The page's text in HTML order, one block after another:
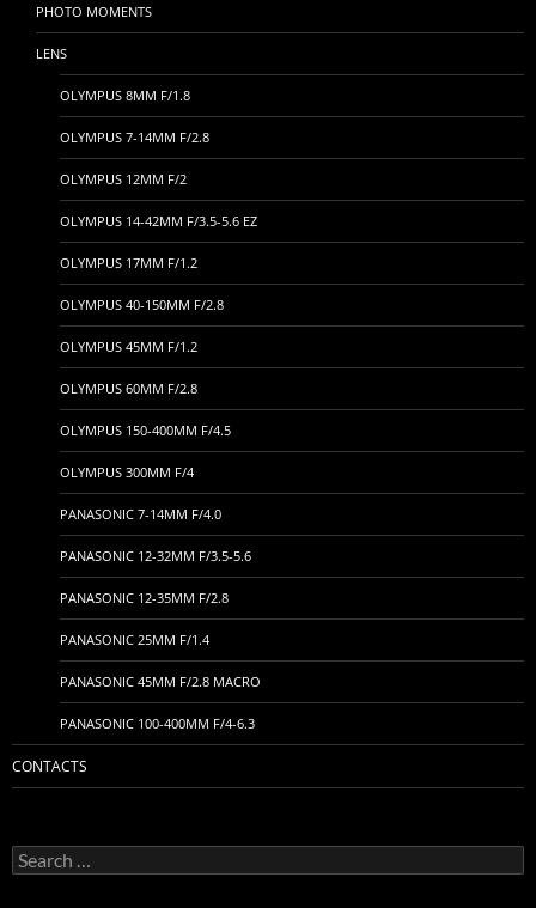
PHOTO MOMENTS
LENS
OLYMPUS 8MM F/1.8
OLYMPUS 7-14MM F/2.8
OLYMPUS 12MM F/2
OLYMPUS 14-42MM F/3.5-5.6 EZ
OLYMPUS 17MM F/1.2
OLYMPUS 40-150MM F/2.8
OLYMPUS 45MM F/1.2
OLYMPUS 60MM F/2.8
OLYMPUS 150-400MM F/4.5
OLYMPUS 300MM F/4
PANASONIC 7-14MM F/4.0
PANASONIC 12-32MM F/3.5-5.6
PANASONIC 12-35MM F/2.8
PANASONIC 25MM F/1.4
PANASONIC 45MM F/2.8 MACRO
PANASONIC 100-400MM F/4-6.3
CONTACTS
Search
for: